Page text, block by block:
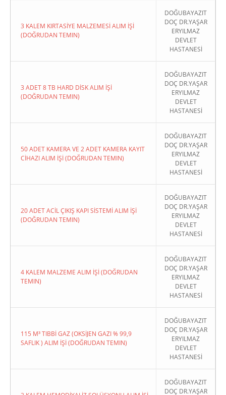
3 KALEM KIRTASİYE MALZEMESİ ALIM İŞİ
(DOĞRUDAN TEMIN)
DOĞUBAYAZIT
DOÇ DR.YAŞAR
ERYILMAZ
DEVLET
HASTANESİ
3 ADET 8 TB HARD DİSK ALIM İŞİ
(DOĞRUDAN TEMIN)
DOĞUBAYAZIT
DOÇ DR.YAŞAR
ERYILMAZ
DEVLET
HASTANESİ
50 ADET KAMERA VE 2 ADET KAMERA KAYIT
CİHAZI ALIM İŞİ (DOĞRUDAN TEMIN)
DOĞUBAYAZIT
DOÇ DR.YAŞAR
ERYILMAZ
DEVLET
HASTANESİ
20 ADET ACİL ÇIKIŞ KAPI SİSTEMİ ALIM İŞİ
(DOĞRUDAN TEMIN)
DOĞUBAYAZIT
DOÇ DR.YAŞAR
ERYILMAZ
DEVLET
HASTANESİ
4 KALEM MALZEME ALIM İŞİ (DOĞRUDAN
TEMIN)
DOĞUBAYAZIT
DOÇ DR.YAŞAR
ERYILMAZ
DEVLET
HASTANESİ
115 M³ TIBBİ GAZ (OKSİJEN GAZI % 99,9
SAFLIK ) ALIM İŞİ (DOĞRUDAN TEMIN)
DOĞUBAYAZIT
DOÇ DR.YAŞAR
ERYILMAZ
DEVLET
HASTANESİ
DOĞUBAYAZIT
DOÇ DR.YAŞAR